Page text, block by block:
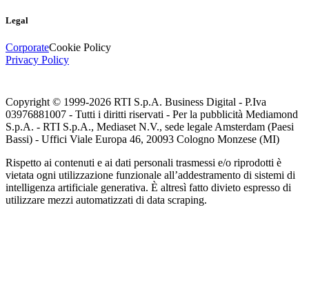
Legal
CorporateCookie Policy
Privacy Policy
Copyright © 1999-2026 RTI S.p.A. Business Digital - P.Iva
03976881007 - Tutti i diritti riservati - Per la pubblicità Mediamond
S.p.A. - RTI S.p.A., Mediaset N.V., sede legale Amsterdam (Paesi
Bassi) - Uffici Viale Europa 46, 20093 Cologno Monzese (MI)
Rispetto ai contenuti e ai dati personali trasmessi e/o riprodotti è
vietata ogni utilizzazione funzionale all’addestramento di sistemi di
intelligenza artificiale generativa. È altresì fatto divieto espresso di
utilizzare mezzi automatizzati di data scraping.